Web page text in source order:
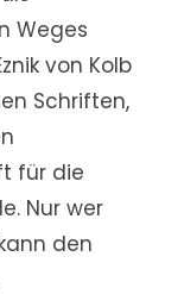
Weges
von Kolb
Schriften,
für die
Nur wer
den